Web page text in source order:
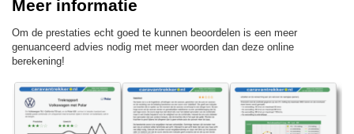
Meer informatie
Om de prestaties echt goed te kunnen beoordelen is een meer
genuanceerd advies nodig met meer woorden dan deze online
berekening!